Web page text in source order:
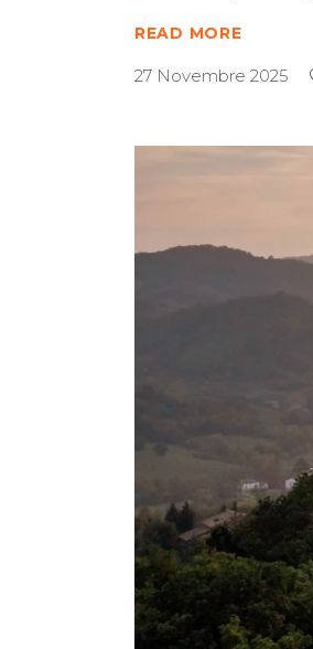
READ MORE
27 Novembre 2025